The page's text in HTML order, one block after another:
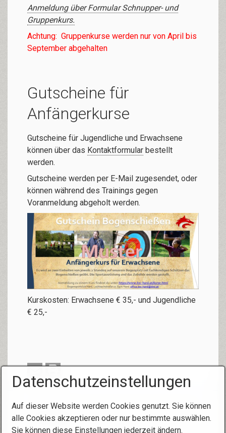
Anmeldung über Formular Schnupper- und
Gruppenkurs.
Achtung: Gruppenkurse werden nur von April bis
September abgehalten
Gutscheine für
Anfängerkurse
Gutscheine für Jugendliche und Erwachsene
können über das Kontaktformular bestellt
werden.
Gutscheine werden per E-Mail zugesendet, oder
können während des Trainings gegen
Voranmeldung abgeholt werden.
Kurskosten: Erwachsene € 35,- und Jugendliche
€ 25,-
Datenschutzeinstellungen
Auf dieser Website werden Cookies genutzt. Sie können
alle Cookies akzeptieren oder nur bestimmte auswählen.
Sie können diese Einstellungen jederzeit ändern.